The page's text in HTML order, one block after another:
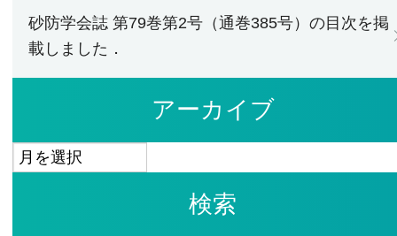
砂防学会誌 第79巻第2号（通巻385号）の目次を掲
載しました．
アーカイブ
ア
検索